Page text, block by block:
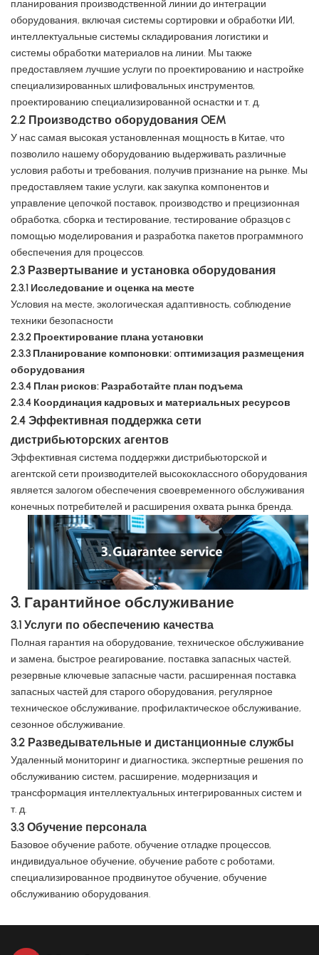
планирования производственной линии до интеграции
оборудования, включая системы сортировки и обработки ИИ,
интеллектуальные системы складирования логистики и
системы обработки материалов на линии. Мы также
предоставляем лучшие услуги по проектированию и настройке
специализированных шлифовальных инструментов,
проектированию специализированной оснастки и т. д.
2.2 Производство оборудования OEM
У нас самая высокая установленная мощность в Китае, что
позволило нашему оборудованию выдерживать различные
условия работы и требования, получив признание на рынке. Мы
предоставляем такие услуги, как закупка компонентов и
управление цепочкой поставок, производство и прецизионная
обработка, сборка и тестирование, тестирование образцов с
помощью моделирования и разработка пакетов программного
обеспечения для процессов.
2.3 Развертывание и установка оборудования
2.3.1 Исследование и оценка на месте
Условия на месте, экологическая адаптивность, соблюдение
техники безопасности
2.3.2 Проектирование плана установки
2.3.3 Планирование компоновки: оптимизация размещения
оборудования
2.3.4 План рисков: Разработайте план подъема
2.3.4 Координация кадровых и материальных ресурсов
2.4 Эффективная поддержка сети
дистрибьюторских агентов
Эффективная система поддержки дистрибьюторской и
агентской сети производителей высококлассного оборудования
является залогом обеспечения своевременного обслуживания
конечных потребителей и расширения охвата рынка бренда.
3. Гарантийное обслуживание
3.1 Услуги по обеспечению качества
Полная гарантия на оборудование, техническое обслуживание
и замена, быстрое реагирование, поставка запасных частей,
резервные ключевые запасные части, расширенная поставка
запасных частей для старого оборудования, регулярное
техническое обслуживание, профилактическое обслуживание,
сезонное обслуживание.
3.2 Разведывательные и дистанционные службы
Удаленный мониторинг и диагностика, экспертные решения по
обслуживанию систем, расширение, модернизация и
трансформация интеллектуальных интегрированных систем и
т. д.
3.3 Обучение персонала
Базовое обучение работе, обучение отладке процессов,
индивидуальное обучение, обучение работе с роботами,
специализированное продвинутое обучение, обучение
обслуживанию оборудования.